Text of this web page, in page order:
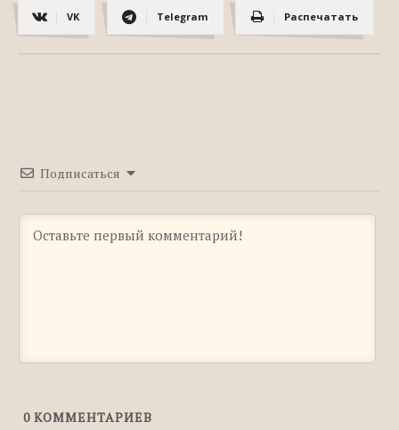
Сторожить: проверочное слово
VK Telegram Распечатать
Подписаться
0 КОММЕНТАРИЕВ